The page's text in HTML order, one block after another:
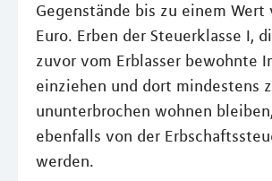
Gegenstände bis zu einem Wert
Euro. Erben der Steuerklasse I,
zuvor vom Erblasser bewohnte
einziehen und dort mindestens
ununterbrochen wohnen
ebenfalls von der
werden.